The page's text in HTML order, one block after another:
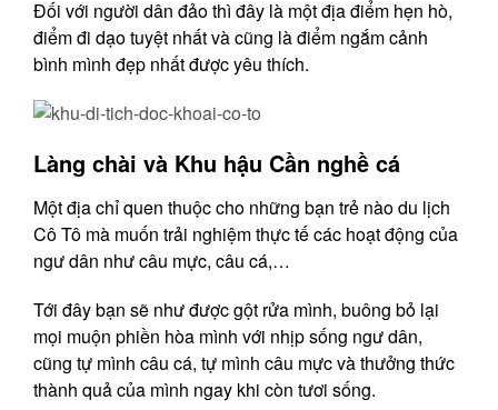
Đối với người dân đảo thì đây là một địa điểm hẹn hò,
điểm đi dạo tuyệt nhất và cũng là điểm ngắm cảnh
bình mình đẹp nhất được yêu thích.
Làng chài và Khu hậu Cần nghề cá
Một địa chỉ quen thuộc cho những bạn trẻ nào du lịch
Cô Tô mà muốn trải nghiệm thực tế các hoạt động của
ngư dân như câu mực, câu cá,…
Tới đây bạn sẽ như được gột rửa mình, buông bỏ lại
mọi muộn phiền hòa mình với nhịp sống ngư dân,
cũng tự mình câu cá, tự mình câu mực và thưởng thức
thành quả của mình ngay khi còn tươi sống.